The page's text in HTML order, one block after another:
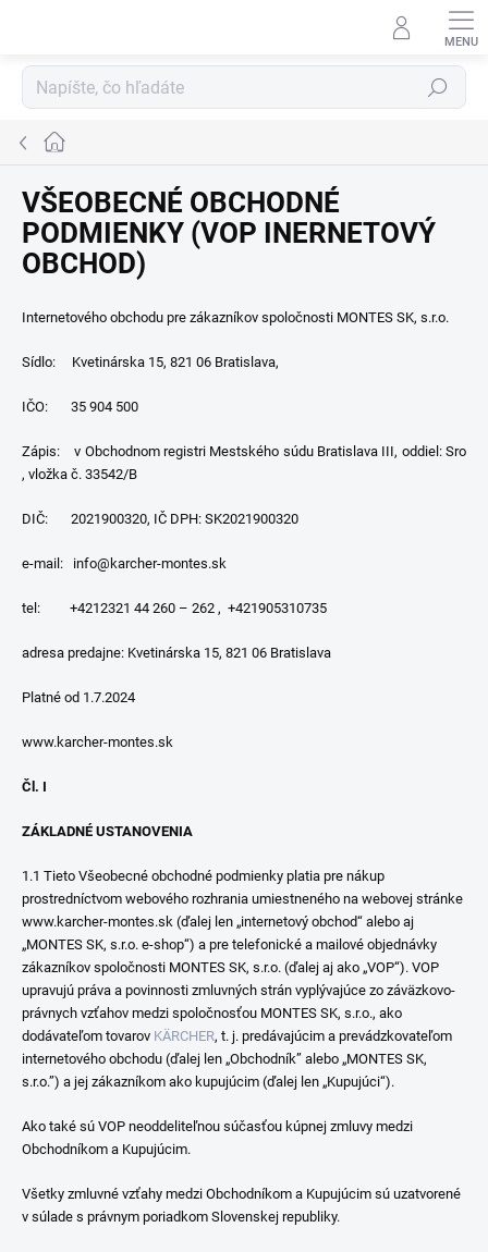
Hľadať
Domov
VŠEOBECNÉ OBCHODNÉ
PODMIENKY (VOP INERNETOVÝ
OBCHOD)
Internetového obchodu pre zákazníkov spoločnosti MONTES SK, s.r.o.
Sídlo: Kvetinárska 15, 821 06 Bratislava,
IČO: 35 904 500
Zápis: v Obchodnom registri Mestského súdu Bratislava III, oddiel: Sro
, vložka č. 33542/B
DIČ: 2021900320, IČ DPH: SK2021900320
e-mail: info@karcher-montes.sk
tel: +4212321 44 260 – 262 , +421905310735
adresa predajne: Kvetinárska 15, 821 06 Bratislava
Platné od 1.7.2024
www.karcher-montes.sk
Čl. I
ZÁKLADNÉ USTANOVENIA
1.1 Tieto Všeobecné obchodné podmienky platia pre nákup
prostredníctvom webového rozhrania umiestneného na webovej stránke
www.karcher-montes.sk (ďalej len „internetový obchod“ alebo aj
„MONTES SK, s.r.o. e-shop“) a pre telefonické a mailové objednávky
zákazníkov spoločnosti MONTES SK, s.r.o. (ďalej aj ako „VOP“). VOP
upravujú práva a povinnosti zmluvných strán vyplývajúce zo záväzkovo-
právnych vzťahov medzi spoločnosťou MONTES SK, s.r.o., ako
dodávateľom tovarov KÄRCHER, t. j. predávajúcim a prevádzkovateľom
internetového obchodu (ďalej len „Obchodník” alebo „MONTES SK,
s.r.o.”) a jej zákazníkom ako kupujúcim (ďalej len „Kupujúci“).
Ako také sú VOP neoddeliteľnou súčasťou kúpnej zmluvy medzi
Obchodníkom a Kupujúcim.
Všetky zmluvné vzťahy medzi Obchodníkom a Kupujúcim sú uzatvorené
v súlade s právnym poriadkom Slovenskej republiky.